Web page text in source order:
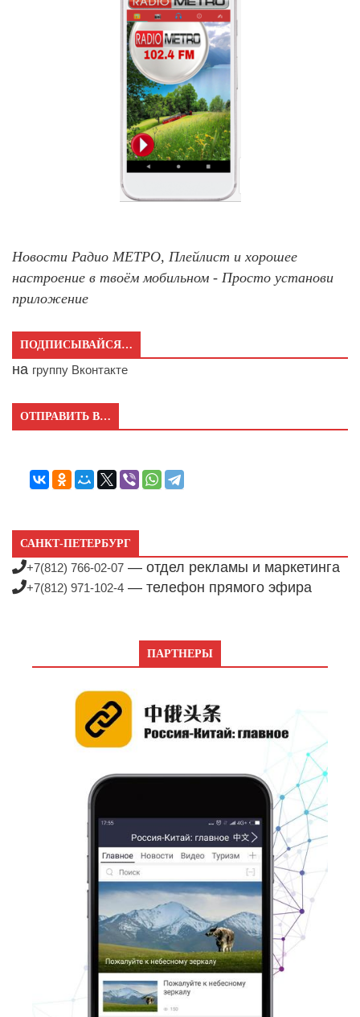
Новости Радио МЕТРО, Плейлист и хорошее
настроение в твоём мобильном - Просто установи
приложение
ПОДПИСЫВАЙСЯ…
на группу Вконтакте
ОТПРАВИТЬ В…
САНКТ-ПЕТЕРБУРГ
+7(812) 766-02-07 — отдел рекламы и маркетинга
+7(812) 971-102-4 — телефон прямого эфира
ПАРТНЕРЫ